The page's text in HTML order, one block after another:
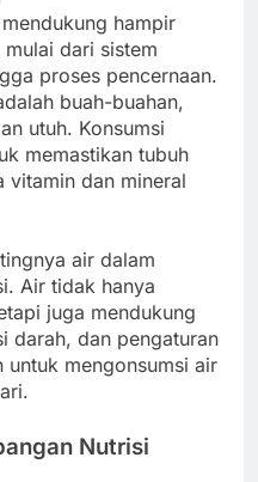
hampir
dari sistem
proses pencernaan.
buah-buahan,
utuh. Konsumsi
memastikan tubuh
vitamin dan mineral
air dalam
Air tidak hanya
juga mendukung
darah, dan pengaturan
untuk mengonsumsi air
Nutrisi